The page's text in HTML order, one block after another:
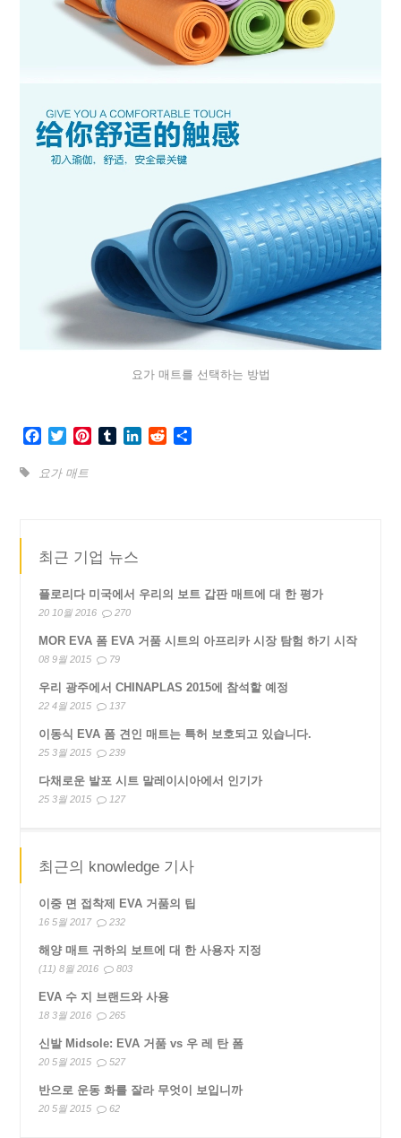
요가 매트를 선택하는 방법
Facebook
TwitterPinterestTumblrLinkedInReddit
요가 매트
최근 기업 뉴스
플로리다 미국에서 우리의 보트 갑판 매트에 대 한 평가
20 10월 2016 270
MOR EVA 폼 EVA 거품 시트의 아프리카 시장 탐험 하기 시작
08 9월 2015 79
우리 광주에서 CHINAPLAS 2015에 참석할 예정
22 4월 2015 137
이동식 EVA 폼 견인 매트는 특허 보호되고 있습니다.
25 3월 2015 239
다채로운 발포 시트 말레이시아에서 인기가
25 3월 2015 127
최근의 knowledge 기사
이중 면 접착제 EVA 거품의 팁
16 5월 2017 232
해양 매트 귀하의 보트에 대 한 사용자 지정
(11) 8월 2016 803
EVA 수 지 브랜드와 사용
18 3월 2016 265
신발 Midsole: EVA 거품 vs 우 레 탄 폼
20 5월 2015 527
반으로 운동 화를 잘라 무엇이 보입니까
20 5월 2015 62